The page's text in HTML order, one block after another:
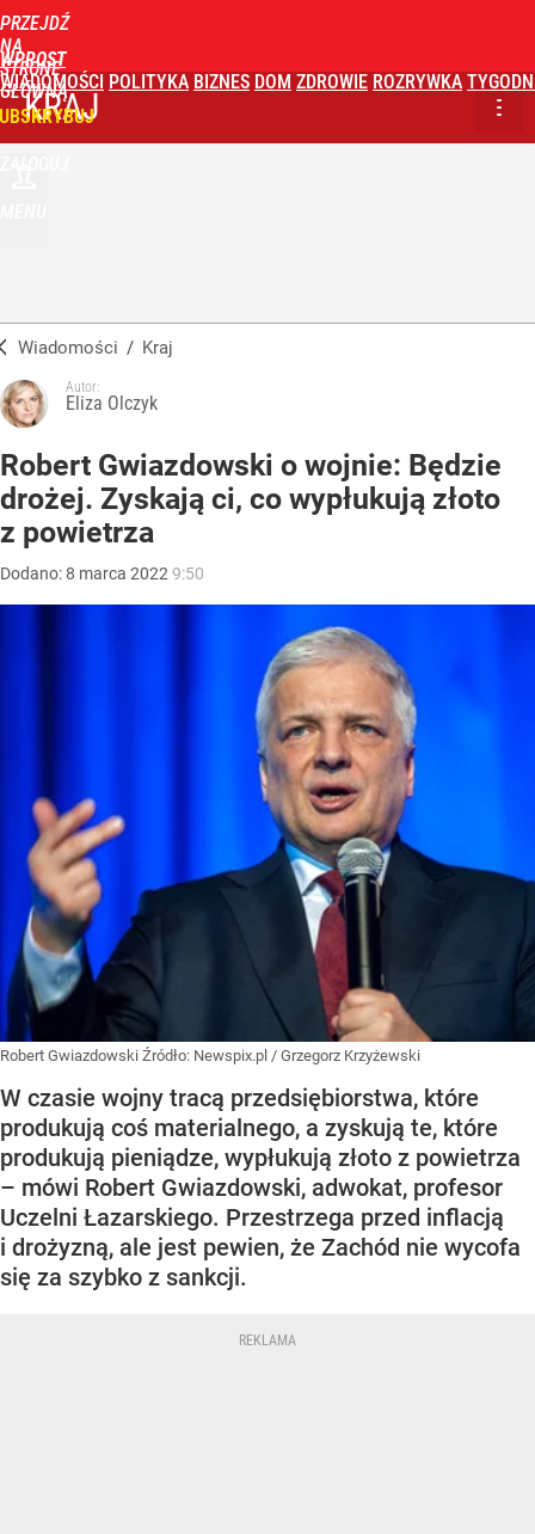
PRZEJDŹ
NA
STRONĘ
GŁÓWNĄ
WPROST
WIADOMOŚCI POLITYKA BIZNES DOM ZDROWIE ROZRYWKA
KRAJ
Wiadomości / Kraj
Autor:
Eliza Olczyk
Robert Gwiazdowski o wojnie: Będzie
drożej. Zyskają ci, co wypłukują złoto
z powietrza
Dodano:8 marca 2022 9:50
Robert Gwiazdowski Źródło: Newspix.pl / Grzegorz Krzyżewski
W czasie wojny tracą przedsiębiorstwa, które
produkują coś materialnego, a zyskują te, które
produkują pieniądze, wypłukują złoto z powietrza
– mówi Robert Gwiazdowski, adwokat, profesor
Uczelni Łazarskiego. Przestrzega przed inflacją
i drożyzną, ale jest pewien, że Zachód nie wycofa
się za szybko z sankcji.